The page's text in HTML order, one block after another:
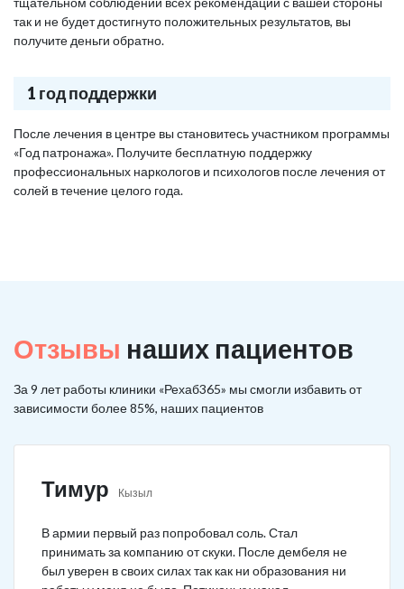
так и не будет достигнуто положительных результатов, вы
получите деньги обратно.
1 год поддержки
После лечения в центре вы становитесь участником программы
«Год патронажа». Получите бесплатную поддержку
профессиональных наркологов и психологов после лечения от
солей в течение целого года.
Отзывы наших пациентов
За 9 лет работы клиники «Рехаб365» мы смогли избавить от
зависимости более 85%, наших пациентов
Тимур Кызыл
В армии первый раз попробовал соль. Стал
принимать за компанию от скуки. После дембеля не
был уверен в своих силах так как ни образования ни